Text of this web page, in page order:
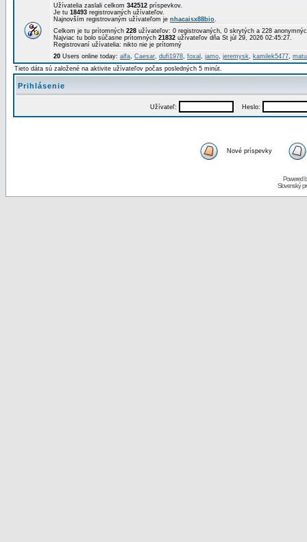
Užívatelia zaslali celkom 342512 príspevkov.
Je tu 18493 registrovaných užívateľov.
Najnovším registrovaným užívateľom je nhacaisx88bio.
Celkom je tu prítomných 228 užívateľov: 0 registrovaných, 0 skrytých a 228
Najviac tu bolo súčasne prítomných 21832 užívateľov dňa St júl 29, 2026 02:45:27.
Registrovaní užívatelia: nikto nie je prítomný
20 Users online today: alfa, Caesar, dufi1978, foxal , jamo, jeremysk, kamilek5477,
Tieto dáta sú založené na aktivite užívateľov počas posledných 5 minút.
Prihlásenie
Užívateľ: Heslo:
Nové príspevky
Powered
Slovenský